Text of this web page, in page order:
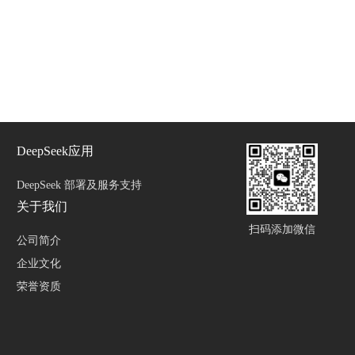
扫码添加微信
DeepSeek应用
DeepSeek 部署及服务支持
关于我们
公司简介
企业文化
荣誉资质